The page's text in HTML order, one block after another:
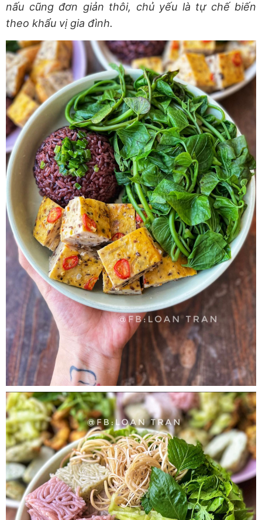
nấu cũng đơn giản thôi, chủ yếu là tự chế biến
theo khẩu vị gia đình.